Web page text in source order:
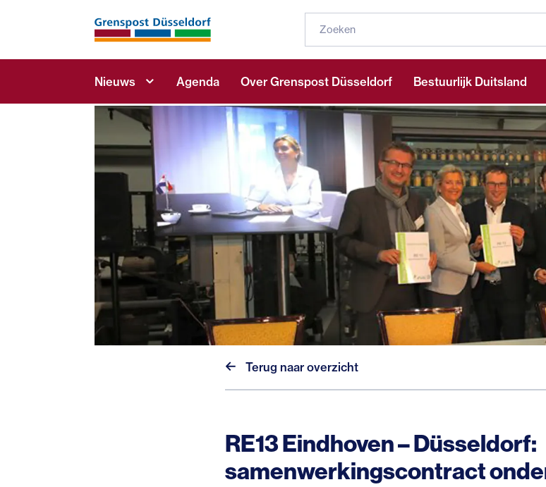
Nieuws Agenda Over Grenspost Düsseldorf Bestuurlijk Duitsland
Terug naar overzicht
RE13 Eindhoven – Düsseldorf:
samenwerkingscontract